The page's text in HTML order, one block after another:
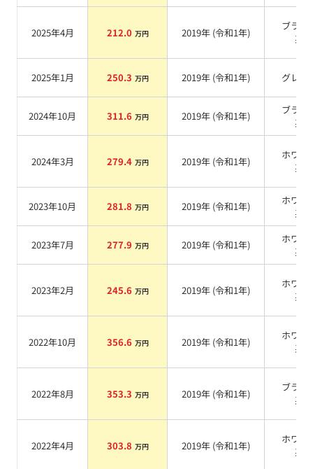
2025年4月 212.0 万円 2019年 (令和1年)
ブラッ
系
2025年1月 250.3 万円 2019年 (令和1年) グレー
2024年10月 311.6 万円 2019年 (令和1年)
ブラッ
系
2024年3月 279.4 万円 2019年 (令和1年)
ホワイ
系
2023年10月 281.8 万円 2019年 (令和1年)
ホワイ
系
2023年7月 277.9 万円 2019年 (令和1年)
ホワイ
系
2023年2月 245.6 万円 2019年 (令和1年)
ホワイ
系
2022年10月 356.6 万円 2019年 (令和1年)
ホワイ
系
2022年8月 353.3 万円 2019年 (令和1年)
ブラッ
系
2022年4月 303.8 万円 2019年 (令和1年)
ホワイ
系